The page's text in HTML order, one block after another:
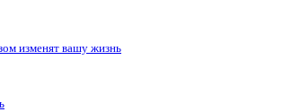
изменят вашу жизнь